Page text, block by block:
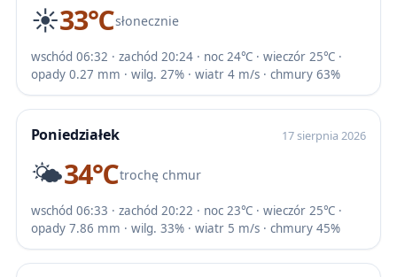
☀️33℃słonecznie
wschód 06:32 · zachód 20:24 · noc 24℃ · wieczór 25℃ ·
opady 0.27 mm · wilg. 27% · wiatr 4 m/s · chmury 63%
Poniedziałek 17 sierpnia 2026
🌤️34℃trochę chmur
wschód 06:33 · zachód 20:22 · noc 23℃ · wieczór 25℃ ·
opady 7.86 mm · wilg. 33% · wiatr 5 m/s · chmury 45%